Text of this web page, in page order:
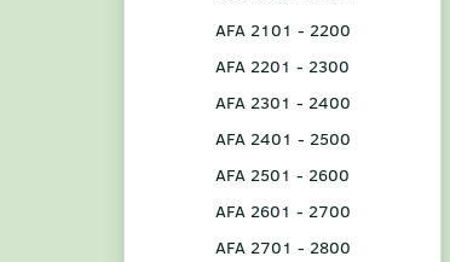
AFA 2101 - 2200
AFA 2201 - 2300
AFA 2301 - 2400
AFA 2401 - 2500
AFA 2501 - 2600
AFA 2601 - 2700
AFA 2701 - 2800